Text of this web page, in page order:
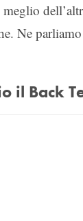
Ne
il Back